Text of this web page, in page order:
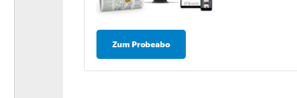
Dossier: Antriebswende
Umfrage: Nachhaltigkeit in
der Logistik
Zum Probeabo